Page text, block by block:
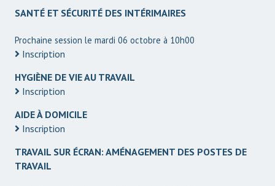
SANTÉ ET SÉCURITÉ DES INTÉRIMAIRES
Prochaine session le mardi 06 octobre à 10h00
Inscription
HYGIÈNE DE VIE AU TRAVAIL
Inscription
AIDE À DOMICILE
Inscription
TRAVAIL SUR ÉCRAN: AMÉNAGEMENT DES POSTES DE
TRAVAIL